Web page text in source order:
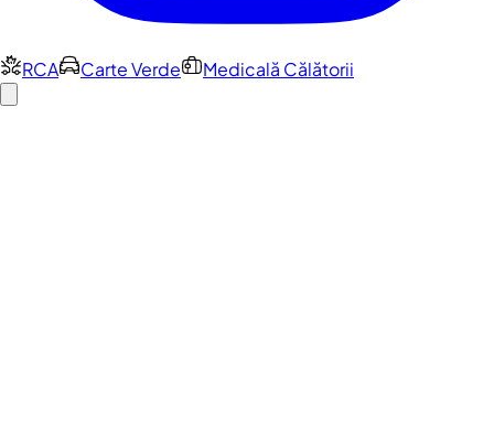
RCA Carte Verde Medicală Călătorii